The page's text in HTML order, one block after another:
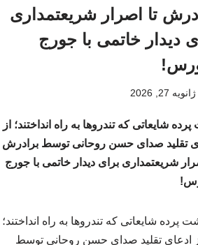
تا اصرار شریعتمداری
دیدار خاتمی با جورج
ژانویه 27, 2026
شایعاتی که تندروها به راه انداختند؛ از
تقلید صدای حسن روحانی توسط برادرش
شریعتمداری برای دیدار خاتمی با جورج